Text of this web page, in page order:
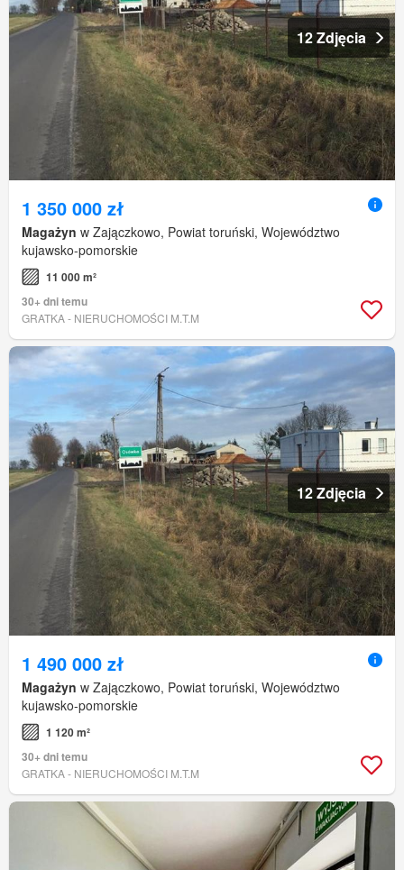
12 Zdjęcia
1 350 000 zł
Magażyn w Zajączkowo, Powiat toruński, Województwo
kujawsko-pomorskie
11 000 m²
30+ dni temu
GRATKA - NIERUCHOMOŚCI M.T.M
12 Zdjęcia
1 490 000 zł
Magażyn w Zajączkowo, Powiat toruński, Województwo
kujawsko-pomorskie
1 120 m²
30+ dni temu
GRATKA - NIERUCHOMOŚCI M.T.M